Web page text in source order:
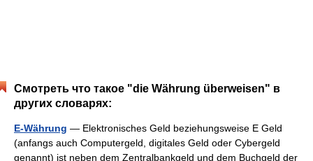
Смотреть что такое "die Währung überweisen" в
других словарях:
E-Währung — Elektronisches Geld beziehungsweise E Geld
(anfangs auch Computergeld, digitales Geld oder Cybergeld
genannt) ist neben dem Zentralbankgeld und dem Buchgeld der